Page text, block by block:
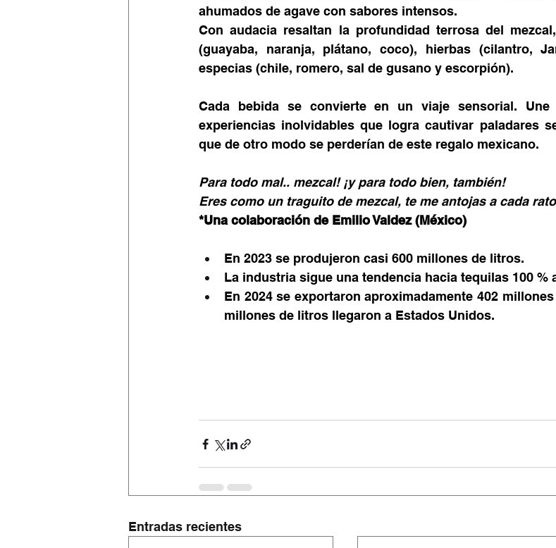
ahumados de agave con sabores intensos.
Con audacia resaltan la profundidad terrosa del
(guayaba, naranja, plátano, coco), hierbas (cilantro,
especias (chile, romero, sal de gusano y escorpión).
Cada bebida se convierte en un viaje sensorial.
experiencias inolvidables que logra cautivar paladares
que de otro modo se perderían de este regalo mexicano.
Para todo mal.. mezcal! ¡y para todo bien, también!
Eres como un traguito de mezcal, te me antojas a cada
*Una colaboración de Emilio Valdez (México)
En 2023 se produjeron casi 600 millones de litros.
La industria sigue una tendencia hacia tequilas 100 %
En 2024 se exportaron aproximadamente 402
millones de litros llegaron a Estados Unidos.
Entradas recientes